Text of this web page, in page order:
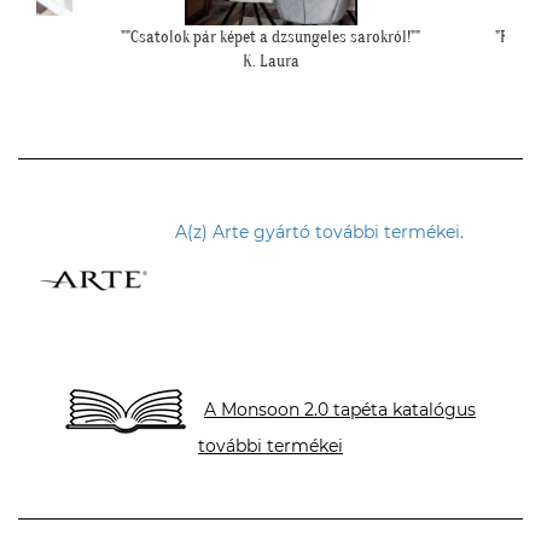
"Felkerültek a tapéták az eredmény magáért
beszél!:)"
A(z) Arte gyártó további termékei.
A Monsoon 2.0 tapéta katalógus
további termékei